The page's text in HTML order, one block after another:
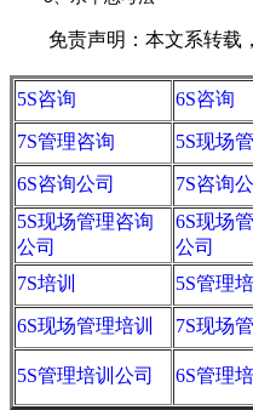
免责声明：本文系转载，
5S咨询 6S咨询
7S管理咨询 5S现场
6S咨询公司 7S咨询
5S现场管理咨询
公司
6S现场
公司
7S培训 5S管理
6S现场管理培训 7S现场
5S管理培训公司 6S管理